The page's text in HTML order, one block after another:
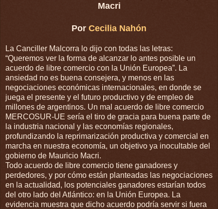
Macri
Por Cecilia Nahón
La Canciller Malcorra lo dijo con todas las letras:
“Queremos ver la forma de alcanzar lo antes posible un
acuerdo de libre comercio con la Unión Europea”. La
ansiedad no es buena consejera, y menos en las
negociaciones económicas internacionales, en donde se
juega el presente y el futuro productivo y de empleo de
millones de argentinos. Un mal acuerdo de libre comercio
MERCOSUR-UE sería el tiro de gracia para buena parte de
la industria nacional y las economías regionales,
profundizando la reprimarización productiva y comercial en
marcha en nuestra economía, un objetivo ya inocultable del
gobierno de Mauricio Macri.
Todo acuerdo de libre comercio tiene ganadores y
perdedores, y por cómo están planteadas las negociaciones
en la actualidad, los potenciales ganadores estarían todos
del otro lado del Atlántico: en la Unión Europea. La
evidencia muestra que dicho acuerdo podría servir si fuera